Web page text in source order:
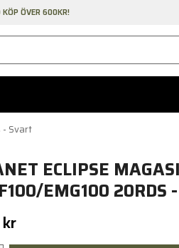
KÖP ÖVER 600KR!
- Svart
ECLIPSE
EMG100 20RDS